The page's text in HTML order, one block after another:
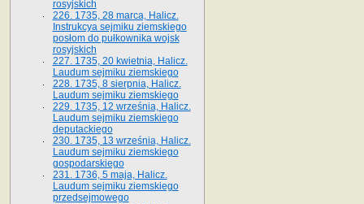
rosyjskich
226. 1735, 28 marca, Halicz.
Instrukcya sejmiku ziemskiego
posłom do pułkownika wojsk
rosyjskich
227. 1735, 20 kwietnia, Halicz.
Laudum sejmiku ziemskiego
228. 1735, 8 sierpnia, Halicz.
Laudum sejmiku ziemskiego
229. 1735, 12 września, Halicz.
Laudum sejmiku ziemskiego
deputackiego
230. 1735, 13 września, Halicz.
Laudum sejmiku ziemskiego
gospodarskiego
231. 1736, 5 maja, Halicz.
Laudum sejmiku ziemskiego
przedsejmowego